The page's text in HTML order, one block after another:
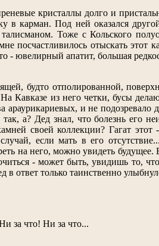
кристаллы долго и
карман. Под ней оказался
Тоже с Кольского
посчастливилось отыскать
- ювелирный апатит, большая
будто отполированной,
Кавказе из него четки, бусы
араурикариевых, и не
а? Дед знал, что болезнь его
своей коллекции? Гагат
если мать в его
на него, можно увидеть
- может быть, увидишь то,
в ответ только таинственно
за что! Ни за что...